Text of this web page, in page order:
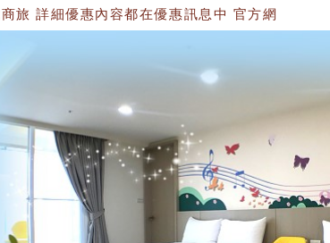
旅 詳細優惠內容都在優惠訊息中 官方網站：